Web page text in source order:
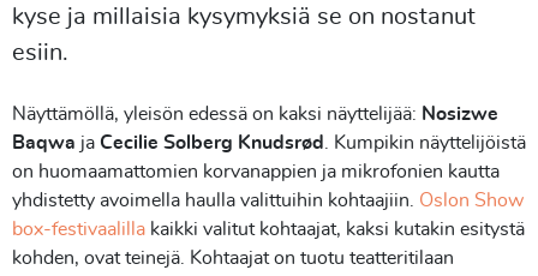
kyse ja millaisia kysymyksiä se on nostanut
esiin.
Näyttämöllä, yleisön edessä on kaksi näyttelijää: Nosizwe
Baqwa ja Cecilie Solberg Knudsrød. Kumpikin näyttelijöistä
on huomaamattomien korvanappien ja mikrofonien kautta
yhdistetty avoimella haulla valittuihin kohtaajiin. Oslon Show
box-festivaalilla kaikki valitut kohtaajat, kaksi kutakin esitystä
kohden, ovat teinejä. Kohtaajat on tuotu teatteritilaan